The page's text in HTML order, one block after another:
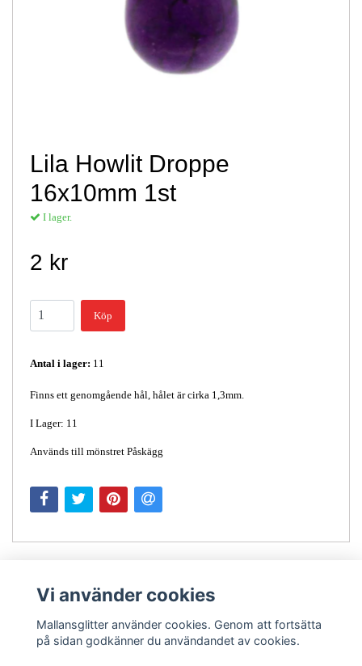
Lila Howlit Droppe
16x10mm 1st
I lager.
2 kr
Köp
Antal i lager: 11
Finns ett genomgående hål, hålet är cirka 1,3mm.
I Lager: 11
Används till mönstret Påskägg
Vi använder cookies
Mallansglitter använder cookies. Genom att fortsätta
på sidan godkänner du användandet av cookies.